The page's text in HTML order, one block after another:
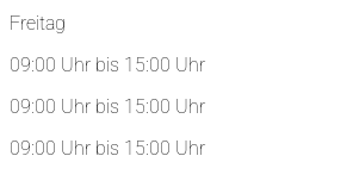
Freitag
09:00 Uhr bis 15:00 Uhr
09:00 Uhr bis 15:00 Uhr
09:00 Uhr bis 15:00 Uhr